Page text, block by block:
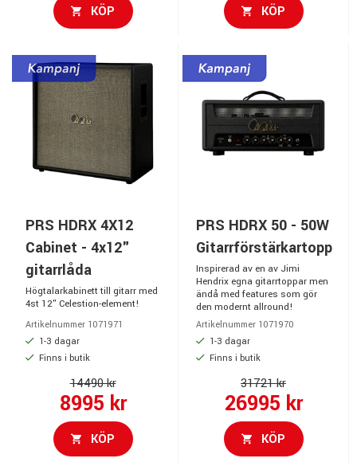
KÖP KÖP
PRS HDRX 4X12
Cabinet - 4x12"
gitarrlåda
Högtalarkabinett till gitarr med
4st 12" Celestion-element!
Artikelnummer 1071971
1-3 dagar
Finns i butik
14490 kr
8995 kr
KÖP
PRS HDRX 50 - 50W
Gitarrförstärkartopp
Inspirerad av en av Jimi
Hendrix egna gitarrtoppar men
ändå med features som gör
den modernt allround!
Artikelnummer 1071970
1-3 dagar
Finns i butik
31721 kr
26995 kr
KÖP